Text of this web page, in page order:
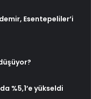
Esentepeliler’i
%5,1’e yükseldi